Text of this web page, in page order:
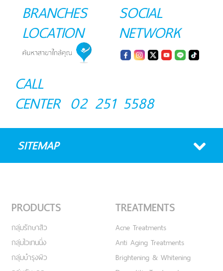
BRANCHES
LOCATION
SOCIAL
NETWORK
CALL
CENTER 02 251 5588
SITEMAP
PRODUCTS
กลุ่มรักษาสิว
กลุ่มไวเทนนิ่ง
กลุ่มบำรุงผิว
TREATMENTS
Acne Treatments
Anti Aging Treatments
Brightening & Whitening